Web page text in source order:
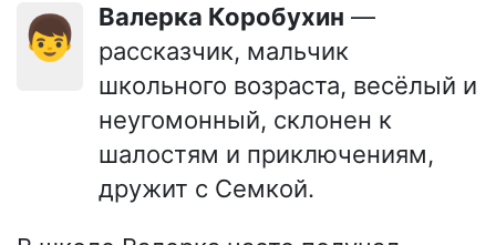
👦 Валерка Коробухин —
рассказчик, мальчик
школьного возраста, весёлый и
неугомонный, склонен к
шалостям и приключениям,
дружит с Семкой.